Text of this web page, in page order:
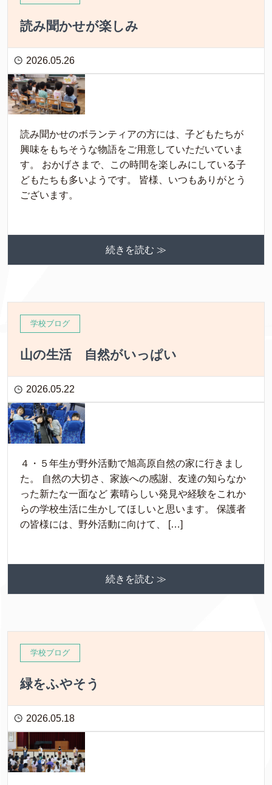
読み聞かせが楽しみ
2026.05.26
読み聞かせのボランティアの方には、子どもたちが
興味をもちそうな物語をご用意していただいていま
す。 おかげさまで、この時間を楽しみにしている子
どもたちも多いようです。 皆様、いつもありがとう
ございます。
続きを読む ≫
学校ブログ
山の生活 自然がいっぱい
2026.05.22
４・５年生が野外活動で旭高原自然の家に行きまし
た。 自然の大切さ、家族への感謝、友達の知らなか
った新たな一面など 素晴らしい発見や経験をこれか
らの学校生活に生かしてほしいと思います。 保護者
の皆様には、野外活動に向けて、 […]
続きを読む ≫
学校ブログ
緑をふやそう
2026.05.18